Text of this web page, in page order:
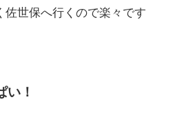
佐世保へ行くので楽々です
い！